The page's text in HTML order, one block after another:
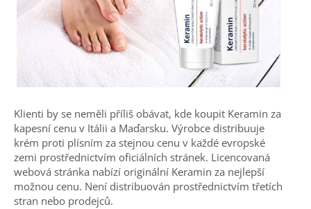
Klienti by se neměli příliš obávat, kde koupit Keramin za
kapesní cenu v Itálii a Maďarsku. Výrobce distribuuje
krém proti plísním za stejnou cenu v každé evropské
zemi prostřednictvím oficiálních stránek. Licencovaná
webová stránka nabízí originální Keramin za nejlepší
možnou cenu. Není distribuován prostřednictvím třetích
stran nebo prodejců.